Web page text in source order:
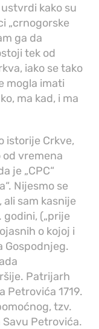
kako su
„crnogorske
ga da
tek od
iako se tako
mogla imati
ma kad, i ma
istorije Crkve,
od vremena
je „CPC“
Nijesmo se
sam kasnije
(„prije
o kojoj i
Gospodnjeg.
Patrijarh
Petrovića 1719.
tzv.
Petrovića.